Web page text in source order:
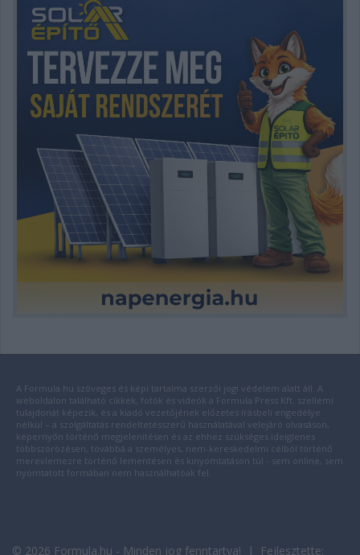
A Formula.hu szöveges és képi tartalma szerzői jogi védelem alatt áll. A
weboldalon található cikkek, fotók és videók a Formula Press Kft. szellemi
tulajdonát képezik, és a kiadó vezetőjének előzetes írásbeli engedélye
nélkül – a szolgáltatás rendeltetésszerű használatával velejáró olvasáson,
képernyőn történő megjelenítésen és az ehhez szükséges ideiglenes
többszörözésen, továbbá a személyes, nem-kereskedelmi célból történő
merevlemezre történő lementésen és kinyomtatáson túl - sem online, sem
nyomtatott formában nem használhatóak fel.
© 2026 Formula.hu - Minden jog fenntartva! | Fejlesztette: